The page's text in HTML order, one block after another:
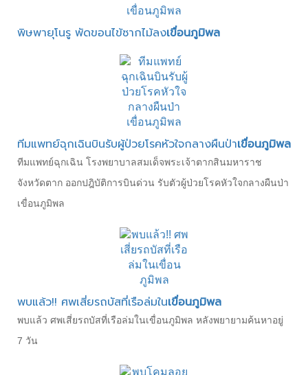
พิษพายุโนรู พัดขอนไข้ซากไม้ลงเขื่อนภูมิพล
ทีมแพทย์ฉุกเฉินบินรับผู้ป่วยโรคหัวใจกลางผืนป่าเขื่อนภูมิพล
ทีมแพทย์ฉุกเฉิน โรงพยาบาลสมเด็จพระเจ้าตากสินมหาราช
จังหวัดตาก ออกปฎิบัติการบินด่วน รับตัวผู้ป่วยโรคหัวใจกลางผืนป่า
เขื่อนภูมิพล
พบแล้ว!! ศพเสี่ยรถบัสที่เรือล่มในเขื่อนภูมิพล
พบแล้ว ศพเสี่ยรถบัสที่เรือล่มในเขื่อนภูมิพล หลังพยายามค้นหาอยู่
7 วัน